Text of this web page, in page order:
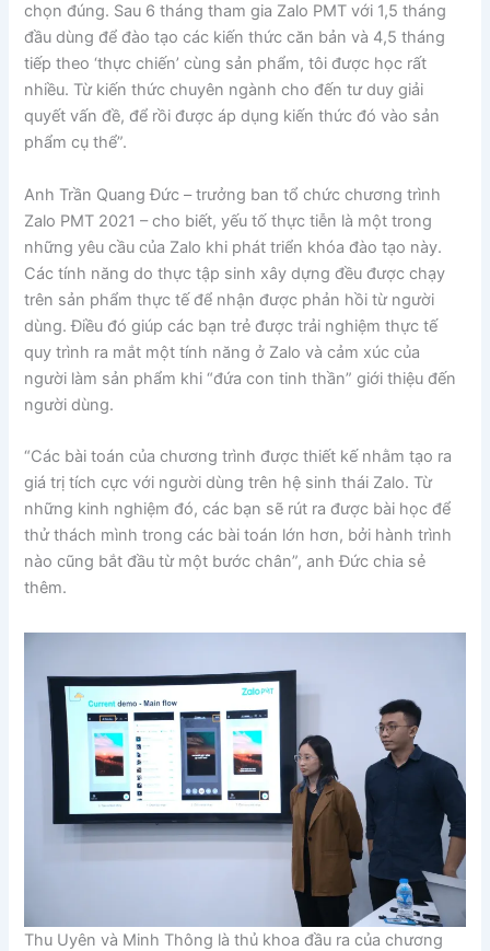
chọn đúng. Sau 6 tháng tham gia Zalo PMT với 1,5 tháng
đầu dùng để đào tạo các kiến thức căn bản và 4,5 tháng
tiếp theo ‘thực chiến’ cùng sản phẩm, tôi được học rất
nhiều. Từ kiến thức chuyên ngành cho đến tư duy giải
quyết vấn đề, để rồi được áp dụng kiến thức đó vào sản
phẩm cụ thể”.
Anh Trần Quang Đức – trưởng ban tổ chức chương trình
Zalo PMT 2021 – cho biết, yếu tố thực tiễn là một trong
những yêu cầu của Zalo khi phát triển khóa đào tạo này.
Các tính năng do thực tập sinh xây dựng đều được chạy
trên sản phẩm thực tế để nhận được phản hồi từ người
dùng. Điều đó giúp các bạn trẻ được trải nghiệm thực tế
quy trình ra mắt một tính năng ở Zalo và cảm xúc của
người làm sản phẩm khi “đứa con tinh thần” giới thiệu đến
người dùng.
“Các bài toán của chương trình được thiết kế nhằm tạo ra
giá trị tích cực với người dùng trên hệ sinh thái Zalo. Từ
những kinh nghiệm đó, các bạn sẽ rút ra được bài học để
thử thách mình trong các bài toán lớn hơn, bởi hành trình
nào cũng bắt đầu từ một bước chân”, anh Đức chia sẻ
thêm.
Thu Uyên và Minh Thông là thủ khoa đầu ra của chương